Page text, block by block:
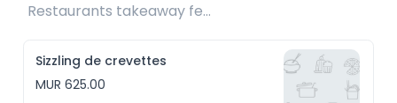
Restaurants takeaway fee Rs25 included
Sizzling de crevettes
MUR 625.00